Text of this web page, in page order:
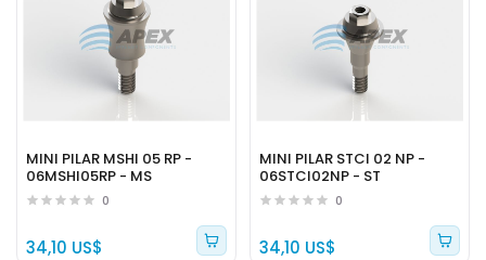
MINI PILAR MSHI 05 RP -
06MSHI05RP - MS
0
34,10 US$
MINI PILAR STCI 02 NP -
06STCI02NP - ST
0
34,10 US$